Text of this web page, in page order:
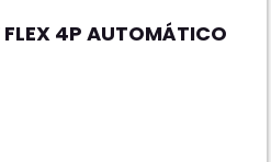
FLEX 4P AUTOMÁTICO